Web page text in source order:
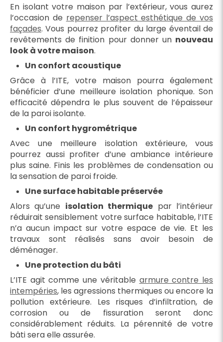
En isolant votre maison par l’extérieur, vous aurez
l’occasion de repenser l’aspect esthétique de vos
façades. Vous pourrez profiter du large éventail de
revêtements de finition pour donner un nouveau
look à votre maison.
Un confort acoustique
Grâce à l’ITE, votre maison pourra également
bénéficier d’une meilleure isolation phonique. Son
efficacité dépendra le plus souvent de l’épaisseur
de la paroi isolante.
Un confort hygrométrique
Avec une meilleure isolation extérieure, vous
pourrez aussi profiter d’une ambiance intérieure
plus saine. Finis les problèmes de condensation ou
la sensation de paroi froide.
Une surface habitable préservée
Alors qu’une isolation thermique par l’intérieur
réduirait sensiblement votre surface habitable, l’ITE
n’a aucun impact sur votre espace de vie. Et les
travaux sont réalisés sans avoir besoin de
déménager.
Une protection du bâti
L’ITE agit comme une véritable armure contre les
intempéries, les agressions thermiques ou encore la
pollution extérieure. Les risques d’infiltration, de
corrosion ou de fissuration seront donc
considérablement réduits. La pérennité de votre
bâti sera elle assurée.